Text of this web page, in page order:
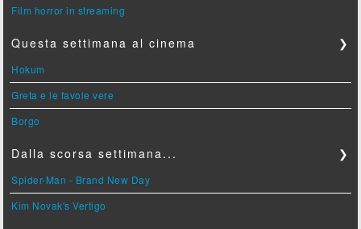
Film horror in streaming
Questa settimana al cinema ❯
Hokum
Greta e le favole vere
Borgo
Dalla scorsa settimana... ❯
Spider-Man - Brand New Day
Kim Novak's Vertigo